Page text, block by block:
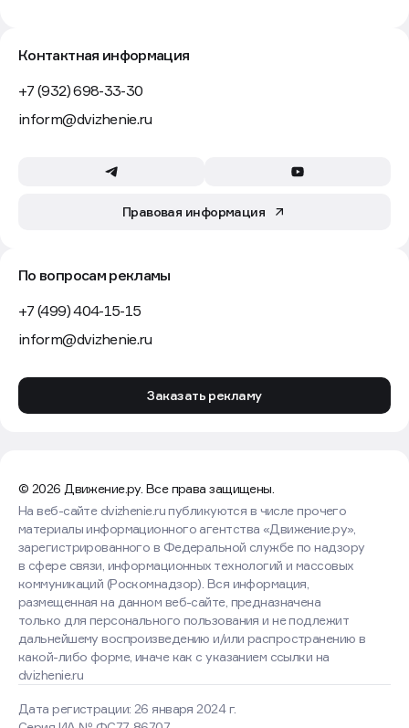
Контактная информация
+7 (932) 698-33-30
inform@dvizhenie.ru
Правовая информация
По вопросам рекламы
+7 (499) 404-15-15
inform@dvizhenie.ru
Заказать рекламу
© 2026 Движение.ру. Все права защищены.
Дата регистрации: 26 января 2024 г.
На веб-сайте dvizhenie.ru публикуются в числе прочего
материалы информационного агентства «Движение.ру»,
зарегистрированного в Федеральной службе по надзору
в сфере связи, информационных технологий и массовых
коммуникаций (Роскомнадзор). Вся информация,
размещенная на данном веб-сайте, предназначена
только для персонального пользования и не подлежит
дальнейшему воспроизведению и/или распространению в
какой-либо форме, иначе как с указанием ссылки на
dvizhenie.ru